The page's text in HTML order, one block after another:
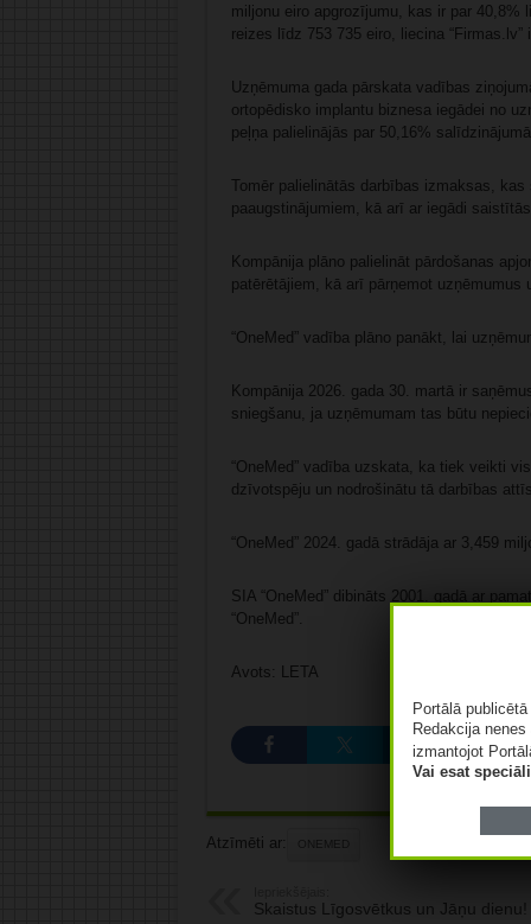
miljonu eiro apgrozījumu, kas ir par 40,8%
reizes līdz 753 735 eiro, liecina “Firmas.lv”
Uzņēmuma gada pārskata vadības
ortopēdisko implantu biznesa iegādei no
peļņa palielinājās par 50,16%
Tomēr palielinātās darbības izmaksas,
paaugstinājumiem, kā arī ar iegādi
Kompānija plāno palielināt pārdošanas
patērētājiem, kā arī pārņemot
“OneMed” vadība plāno panākt, lai
Kompānija 2026. gada 30. martā ir
sniegšanu, ja uzņēmumam tas būtu
“OneMed” vadība uzskata, ka tiek veikti
dzīvotspēju un nodrošinātu tā darbības
“OneMed” 2024. gadā strādāja ar 3,459
SIA “OneMed” dibināts 2001. gadā ar
“OneMed”.
Avots: LETA
Atzīmēti ar:
Skaistus Līgosvētkus un Jāņu dienu!
Portālā
Redakcija
izmantojot
Vai esat